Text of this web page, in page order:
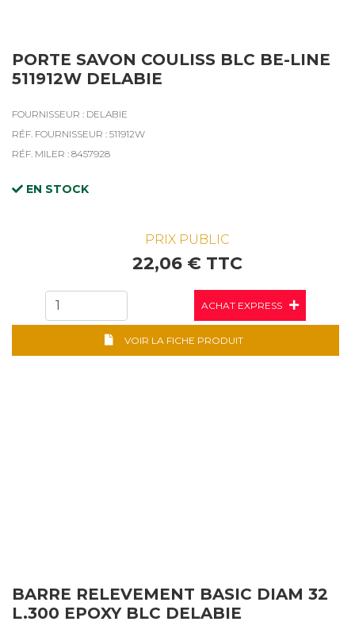
PORTE SAVON COULISS BLC BE-LINE
511912W DELABIE
FOURNISSEUR : DELABIE
RÉF. FOURNISSEUR : 511912W
RÉF. MILER : 8457928
EN STOCK
PRIX PUBLIC
22,06 € TTC
ACHAT EXPRESS
VOIR LA FICHE PRODUIT
BARRE RELEVEMENT BASIC DIAM 32
L.300 EPOXY BLC DELABIE